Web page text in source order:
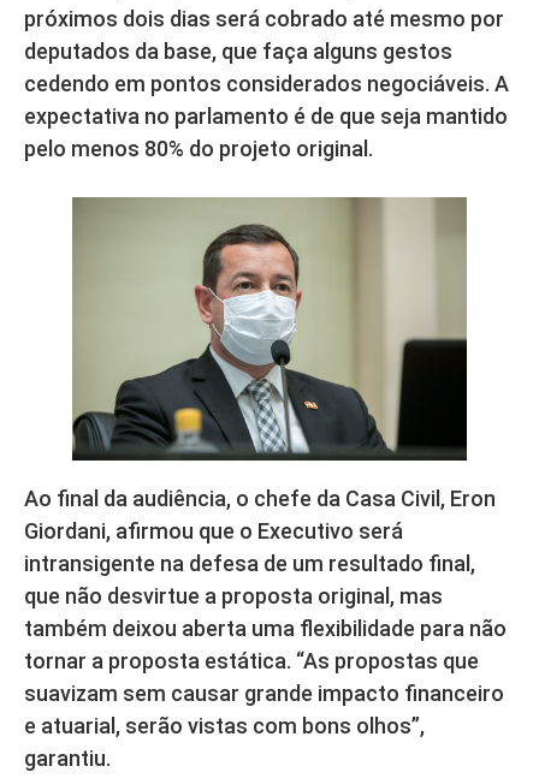
próximos dois dias será cobrado até mesmo por
deputados da base, que faça alguns gestos
cedendo em pontos considerados negociáveis. A
expectativa no parlamento é de que seja mantido
pelo menos 80% do projeto original.
Ao final da audiência, o chefe da Casa Civil, Eron
Giordani, afirmou que o Executivo será
intransigente na defesa de um resultado final,
que não desvirtue a proposta original, mas
também deixou aberta uma flexibilidade para não
tornar a proposta estática. “As propostas que
suavizam sem causar grande impacto financeiro
e atuarial, serão vistas com bons olhos”,
garantiu.